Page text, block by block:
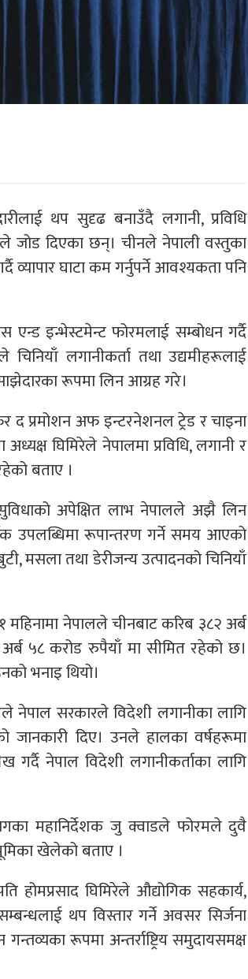
थप सुदृढ बनाउँदै लगानी, प्रविधि
जोड दिएका छन्। चीनले नेपाली वस्तुका
व्यापार घाटा कम गर्नुपर्ने आवश्यकता पनि
इन्भेस्टमेन्ट फोरमलाई सम्बोधन गर्दै
चिनियाँ लगानीकर्ता तथा उद्यमीहरूलाई
रूपमा लिन आग्रह गरे।
फर द प्रमोशन अफ इन्टरनेशनल ट्रेड र चाइना
घिमिरेले नेपालमा प्रविधि, लगानी र
बताए ।
अपेक्षित लाभ नेपालले अझै लिन
उपलब्धिमा रूपान्तरण गर्ने समय आएको
मसला तथा डेरीजन्य उत्पादनको चिनियाँ
नेपालले चीनबाट करिब ३८२ अर्ब
५८ करोड रुपैयाँ मा सीमित रहेको छ।
भनाइ थियो।
नेपाल सरकारले विदेशी लगानीका लागि
जानकारी दिए। उनले हालका वर्षहरूमा
नेपाल विदेशी लगानीकर्ताका लागि
महानिर्देशक जु क्वाडले फोरमले दुवै
खेलेको बताए ।
होमप्रसाद घिमिरेले औद्योगिक सहकार्य,
थप विस्तार गर्ने अवसर सिर्जना
रूपमा अन्तर्राष्ट्रिय समुदायसमक्ष